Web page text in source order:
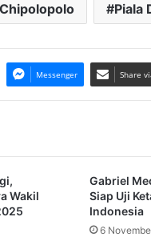
Piala
Messenger Share
Wakil
Gabriel
Siap Uji
Indonesia
6